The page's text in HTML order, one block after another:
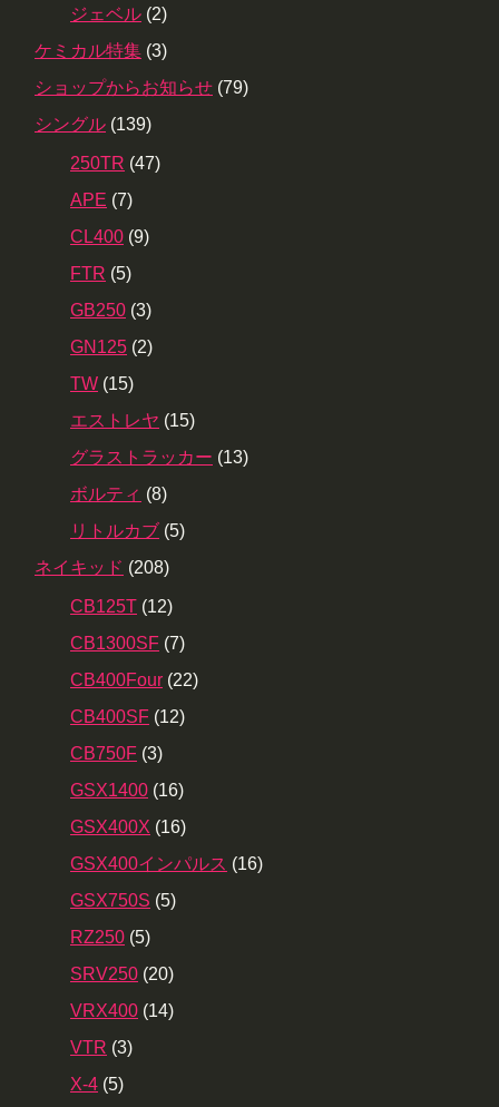
ジェベル (2)
ケミカル特集 (3)
ショップからお知らせ (79)
シングル (139)
250TR (47)
APE (7)
CL400 (9)
FTR (5)
GB250 (3)
GN125 (2)
TW (15)
エストレヤ (15)
グラストラッカー (13)
ボルティ (8)
リトルカブ (5)
ネイキッド (208)
CB125T (12)
CB1300SF (7)
CB400Four (22)
CB400SF (12)
CB750F (3)
GSX1400 (16)
GSX400X (16)
GSX400インパルス (16)
GSX750S (5)
RZ250 (5)
SRV250 (20)
VRX400 (14)
VTR (3)
X-4 (5)